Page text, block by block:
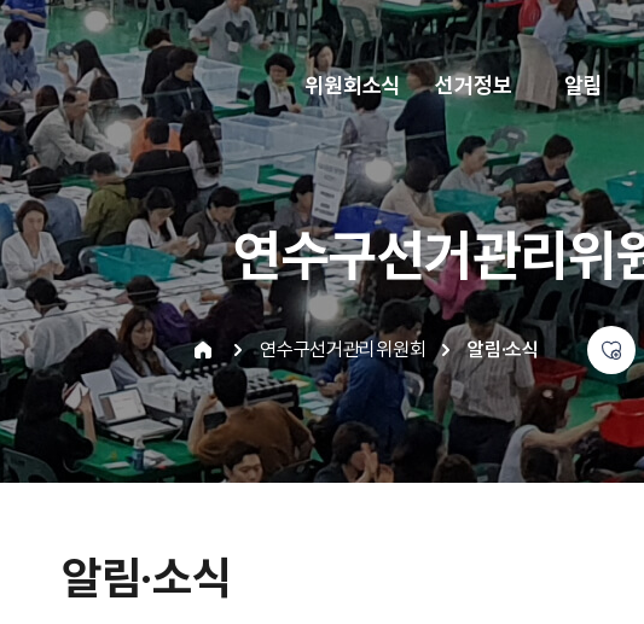
위원회소식 선거정보 알림
연수구선거관리위
연수구선거관리위원회 알림·소식
알림·소식